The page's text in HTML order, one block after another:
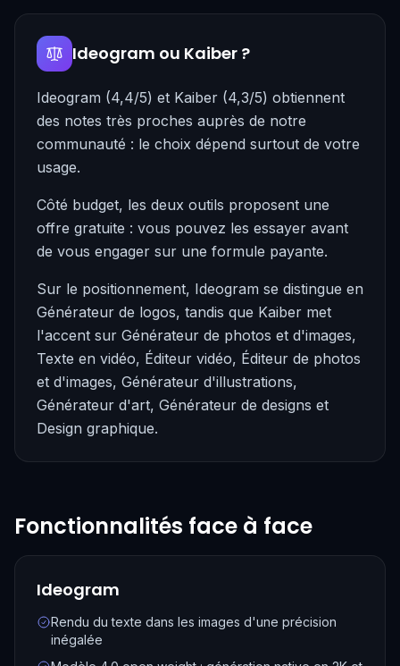
Ideogram ou Kaiber ?
Ideogram (4,4/5) et Kaiber (4,3/5) obtiennent
des notes très proches auprès de notre
communauté : le choix dépend surtout de votre
usage.
Côté budget, les deux outils proposent une
offre gratuite : vous pouvez les essayer avant
de vous engager sur une formule payante.
Sur le positionnement, Ideogram se distingue en
Générateur de logos, tandis que Kaiber met
l'accent sur Générateur de photos et d'images,
Texte en vidéo, Éditeur vidéo, Éditeur de photos
et d'images, Générateur d'illustrations,
Générateur d'art, Générateur de designs et
Design graphique.
Fonctionnalités face à face
Ideogram
Rendu du texte dans les images d'une précision
inégalée